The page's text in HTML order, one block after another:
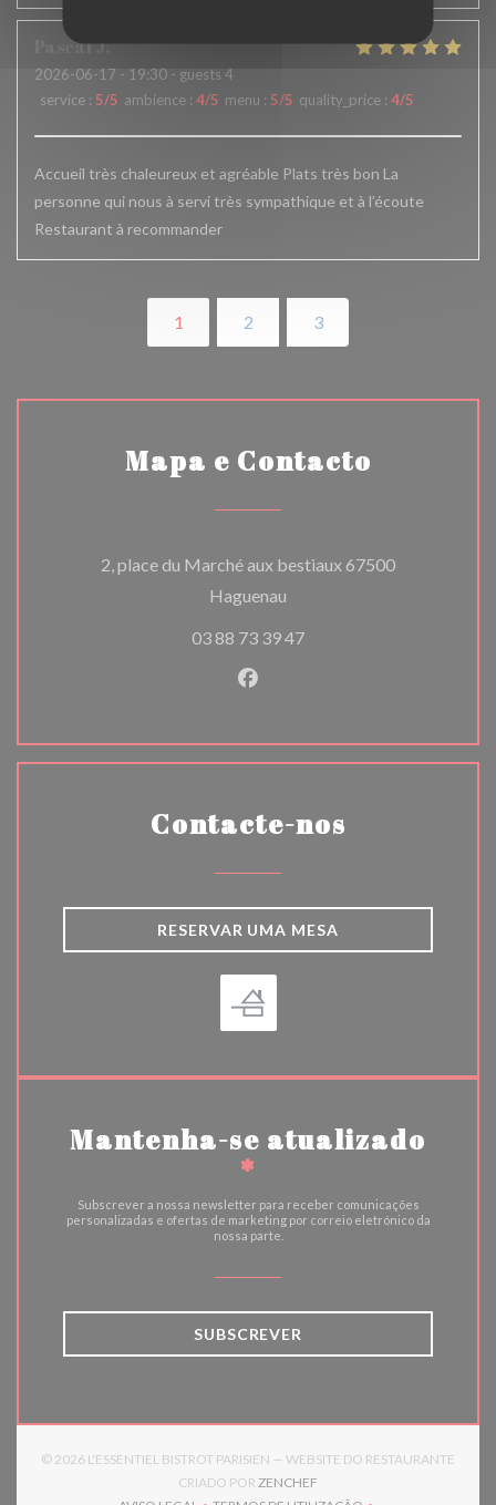
PascalJ
2026-06-17 - 19:30 - guests 4
service : 5/5 ambience : 4/5 menu : 5/5 quality_price : 4/5
Accueil très chaleureux et agréable Plats très bon La
personne qui nous à servi très sympathique et à l’écoute
Restaurant à recommander
1 2 3
Mapa e Contacto
2, place du Marché aux bestiaux 67500
Haguenau
03 88 73 39 47
Facebook ((abre numa nova
Contacte-nos
RESERVAR UMA MESA
Mantenha-se atualizado
*
Subscrever a nossa newsletter para receber comunicações
personalizadas e ofertas de marketing por correio eletrónico da
nossa parte.
SUBSCREVER
© 2026 L'ESSENTIEL BISTROT PARISIEN — WEBSITE DO RESTAURANTE
CRIADO POR ZENCHEF